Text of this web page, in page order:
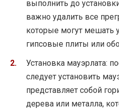
выполнить до
важно удалить все
которые могут мешать
гипсовые плиты или
Установка мауэрлата:
следует установить
представляет собой
дерева или металла,